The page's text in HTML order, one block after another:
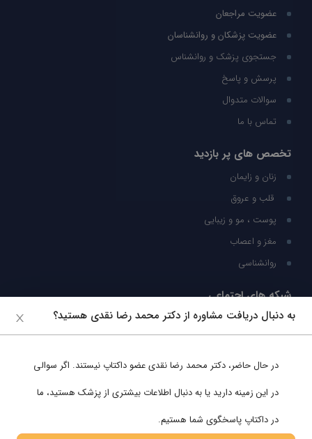
عضویت مراجعان
عضویت پزشکان و روانشناسان
جستجوی پزشک و روانشناس
پرسش و پاسخ
سوالات متدوال
تماس با ما
تخصص های پر بازدید
زنان و زایمان
قلب و عروق
پوست ، مو و زیبایی
مغز و اعصاب
روانشناسی
شبکه های اجتماعی
ما را در شبکه های اجتماعی دنبال کنید
به دنبال دریافت مشاوره از دکتر محمد رضا نقدی هستید؟
در حال حاضر، دکتر محمد رضا نقدیعضو داکتاپ نیستند. اگر سوالی
در این زمینه دارید یا به دنبال اطلاعات بیشتری از پزشک هستید، ما
در داکتاپ پاسخگوی شما هستیم.